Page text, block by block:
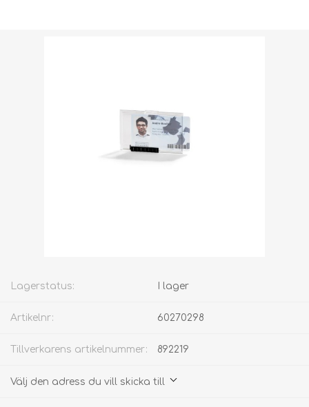
Lagerstatus: I lager
Artikelnr: 60270298
Tillverkarens artikelnummer: 892219
Välj den adress du vill skicka till